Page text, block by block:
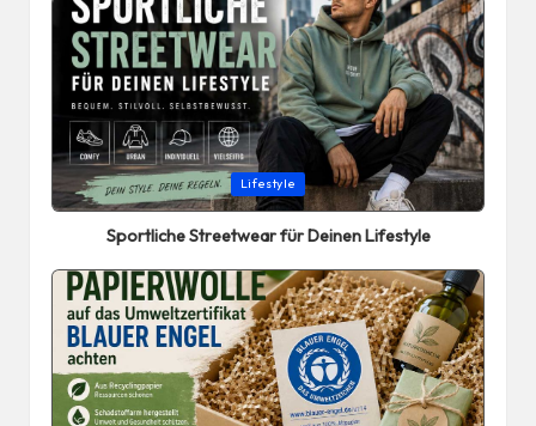
Posted
in
Lifestyle
Sportliche Streetwear für Deinen Lifestyle